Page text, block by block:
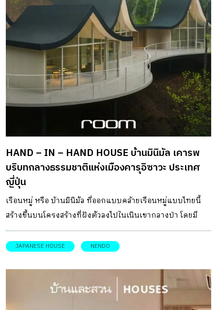
HAND – IN – HAND HOUSE บ้านมินิมัล เคารพ
บริบทกลางธรรมชาติแห่งเมืองคารุอิซาวะ ประเทศ
ญี่ปุ่น
เรือนหมู่ หรือ บ้านมินิมัล ที่ออกแบบคล้ายเรือนหมู่แบบไทยนี้
สร้างขึ้นบนโครงสร้างที่ฝังตัวลงไปในเนินเขากลางป่า โดยมี
ความตั้งใจให้ บ้านมินิมัล นี้ เคารพต่อธรรมชาติ เคารพต่อพื้นที่
ส่วนตัวของกันและกัน และสร้างช่วงเวลาดี ๆ ร่วมกันกับทุกคน
สัญชาติญี่ปุ่นอย่าง nendo เรือนหมู่มินิมัลบนเนินเขากลางป่า
บนพื้นที่เนินเขาขนาด 5,800 ตารางเมตร ในคารุอิซาวะ เป็นที่
ตั้งของบ้านพักตากอากาศสำหรับครอบครัวที่มีสมาชิก 4 คน
JAPANESE HOUSE NENDO